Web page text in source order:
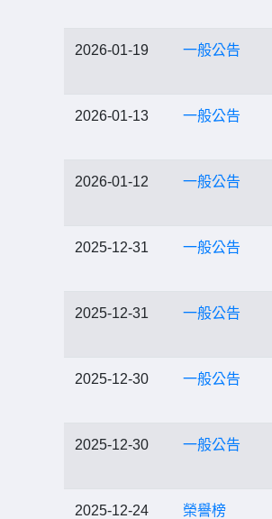
2026-01-19 一般公告
2026-01-13 一般公告
2026-01-12 一般公告
2025-12-31 一般公告
2025-12-31 一般公告
2025-12-30 一般公告
2025-12-30 一般公告
2025-12-24 榮譽榜